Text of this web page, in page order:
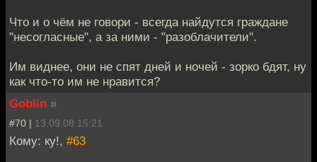
Что и о чём не говори - всегда найдутся граждане
"несогласные", а за ними - "разоблачители".
Им виднее, они не спят дней и ночей - зорко бдят, ну
как что-то им не нравится?
Goblin »
#70 | 13.09.08 15:21
Кому: ку!, #63